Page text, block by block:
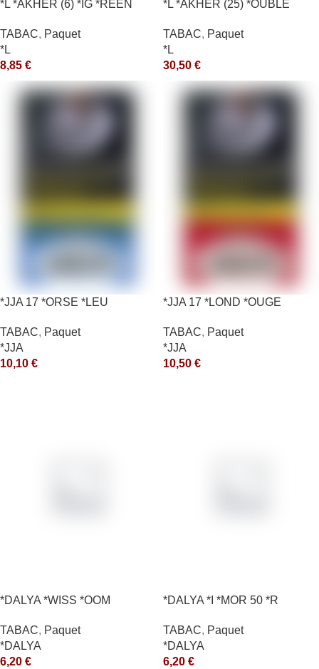
*L *AKHER (6) *IG *REEN
TABAC, Paquet
*L
8,85 €
*L *AKHER (25) *OUBLE
TABAC, Paquet
*L
30,50 €
*JJA 17 *ORSE *LEU
TABAC, Paquet
*JJA
10,10 €
*JJA 17 *LOND *OUGE
TABAC, Paquet
*JJA
10,50 €
*DALYA *WISS *OOM
TABAC, Paquet
*DALYA
6,20 €
*DALYA *I *MOR 50 *R
TABAC, Paquet
*DALYA
6,20 €